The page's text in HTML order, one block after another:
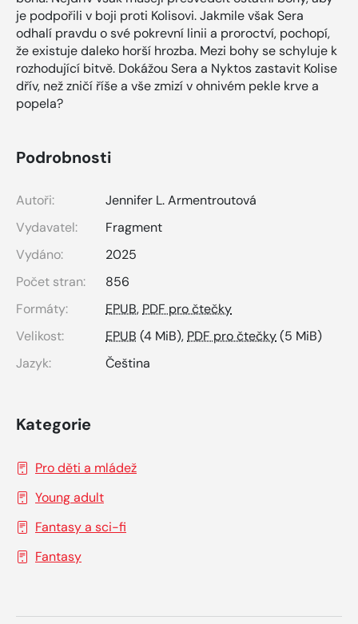
je podpořili v boji proti Kolisovi. Jakmile však Sera
odhalí pravdu o své pokrevní linii a proroctví, pochopí,
že existuje daleko horší hrozba. Mezi bohy se schyluje k
rozhodující bitvě. Dokážou Sera a Nyktos zastavit Kolise
dřív, než zničí říše a vše zmizí v ohnivém pekle krve a
popela?
Podrobnosti
Autoři:
Jennifer L. Armentroutová
Vydavatel:
Fragment
Vydáno:
2025
Počet stran:
856
Formáty:
EPUB, PDF pro čtečky
Velikost:
EPUB (4 MiB), PDF pro čtečky(5 MiB)
Jazyk:
Čeština
Kategorie
Pro děti a mládež
Young adult
Fantasy a sci-fi
Fantasy